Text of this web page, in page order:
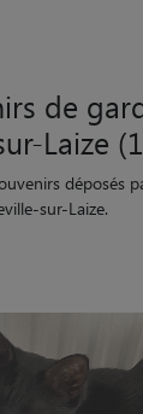
de
Laize
déposés
sur-Laize.